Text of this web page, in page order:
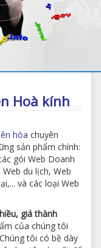
Hoà kính
hòa chuyên
sản phẩm chính:
gói Web Doanh
du lịch, Web
và các loại Web
giá thành
của chúng tôi
tôi có bề dày